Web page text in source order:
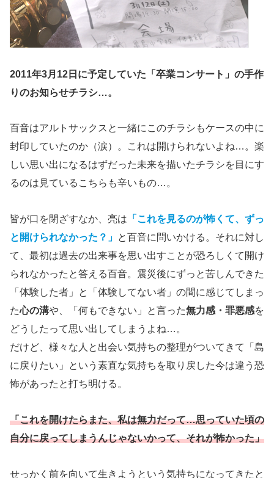
2011年3月12日に予定していた「卒業コンサート」の手作
りのお知らせチラシ…。
百音はアルトサックスと一緒にこのチラシもケースの中に
封印していたのか（涙）。これは開けられないよね…。楽
しい思い出になるはずだった未来を描いたチラシを目にす
るのは見ているこちらも辛いもの…。
皆が口を閉ざすなか、亮は 「これを見るのが怖くて、ずっ
と開けられなかった？」 と百音に問いかける。それに対し
て、最初は過去の出来事を思い出すことが恐ろしくて開け
られなかったと答える百音。震災後にずっと苦しんできた
「体験した者」と「体験してない者」の間に感じてしまっ
た心の溝や、「何もできない」と言った無力感・罪悪感を
どうしたって思い出してしまうよね…。
だけど、様々な人と出会い気持ちの整理がついてきて「島
に戻りたい」という素直な気持ちを取り戻した今は違う恐
怖があったと打ち明ける。
「これを開けたらまた、私は無力だって…思っていた頃の
自分に戻ってしまうんじゃないかって、それが怖かった」
せっかく前を向いて生きようという気持ちになってきたと